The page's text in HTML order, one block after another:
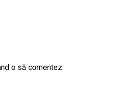
o să comentez.